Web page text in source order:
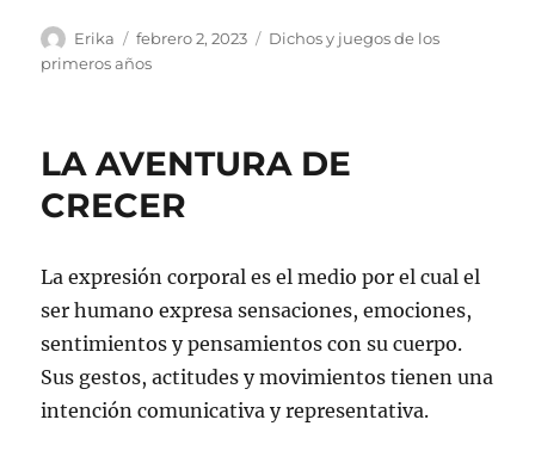
Autor
Erika
Publicado
el
febrero 2, 2023 Categorías
Dichos y juegos de los
primeros años
LA AVENTURA DE
CRECER
La expresión corporal es el medio por el cual el
ser humano expresa sensaciones, emociones,
sentimientos y pensamientos con su cuerpo.
Sus gestos, actitudes y movimientos tienen una
intención comunicativa y representativa.